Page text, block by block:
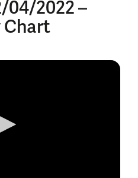
04/2022 –
Chart